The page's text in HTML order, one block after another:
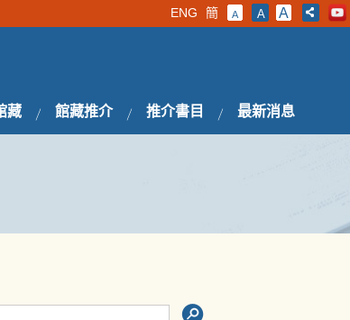
ENG 簡 A A A
藏 館藏推介 推介書目 最新消息